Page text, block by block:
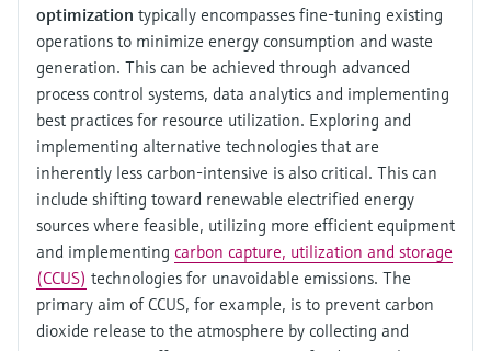
optimization typically encompasses fine-tuning existing
operations to minimize energy consumption and waste
generation. This can be achieved through advanced
process control systems, data analytics and implementing
best practices for resource utilization. Exploring and
implementing alternative technologies that are
inherently less carbon-intensive is also critical. This can
include shifting toward renewable electrified energy
sources where feasible, utilizing more efficient equipment
and implementing carbon capture, utilization and storage
(CCUS) technologies for unavoidable emissions. The
primary aim of CCUS, for example, is to prevent carbon
dioxide release to the atmosphere by collecting and